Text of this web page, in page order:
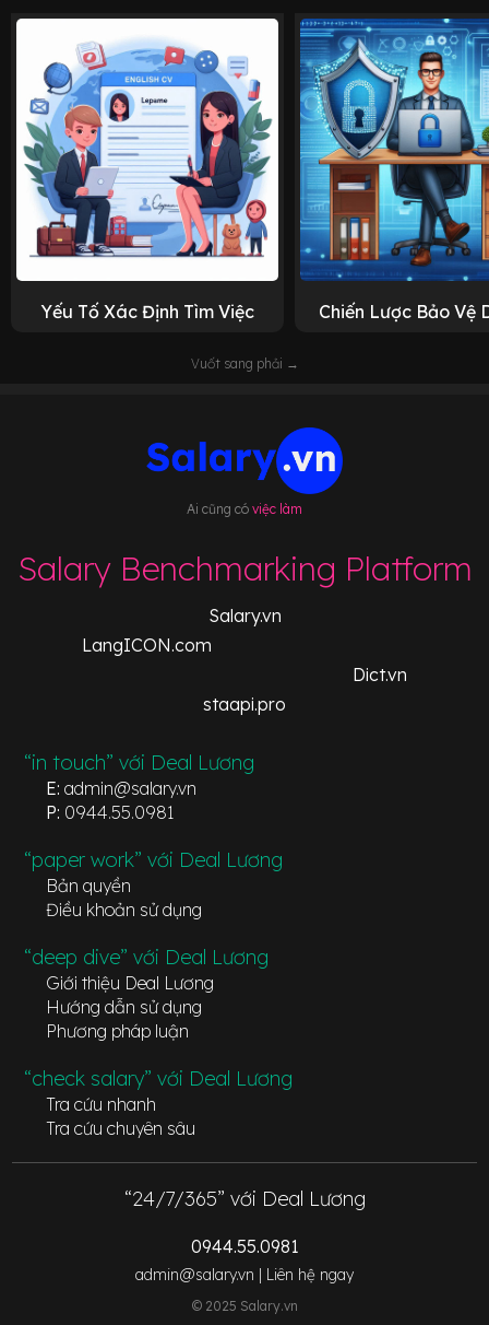
Yếu Tố Xác Định Tìm Việc Chiến Lược Bảo Vệ
Vuốt sang phải →
Ai cũng có việc làm
Salary Benchmarking Platform
Salary.vn
LangICON.com
Dict.vn
staapi.pro
“in touch” với Deal Lương
E: admin@salary.vn
P: 0944.55.0981
“paper work” với Deal Lương
Bản quyền
Điều khoản sử dụng
“deep dive” với Deal Lương
Giới thiệu Deal Lương
Hướng dẫn sử dụng
Phương pháp luận
“check salary” với Deal Lương
Tra cứu nhanh
Tra cứu chuyên sâu
“24/7/365” với Deal Lương
0944.55.0981
admin@salary.vn | Liên hệ ngay
© 2025 Salary.vn